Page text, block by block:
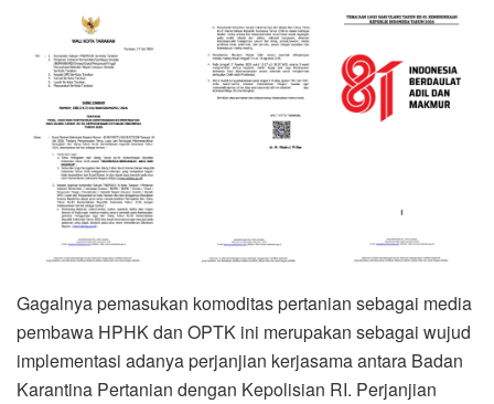
Gagalnya pemasukan komoditas pertanian sebagai media
pembawa HPHK dan OPTK ini merupakan sebagai wujud
implementasi adanya perjanjian kerjasama antara Badan
Karantina Pertanian dengan Kepolisian RI. Perjanjian